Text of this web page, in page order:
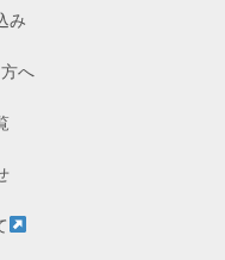
み
へ